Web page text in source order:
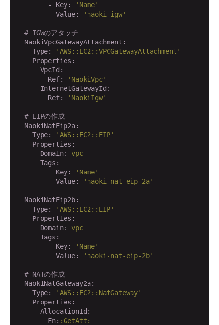
        - Key:
'Name'
          Value:
'naoki-igw'
# IGWのアタッチ
  NaokiVpcGatewayAttachment:
    Type:
'AWS::EC2::VPCGatewayAttachment'
    Properties:
      VpcId:
        Ref:
'NaokiVpc'
      InternetGatewayId:
        Ref:
'NaokiIgw'
# EIPの作成
  NaokiNatEip2a:
    Type:
'AWS::EC2::EIP'
    Properties:
      Domain:
vpc
      Tags:
        - Key:
'Name'
          Value:
'naoki-nat-eip-2a'
  NaokiNatEip2b:
    Type:
'AWS::EC2::EIP'
    Properties:
      Domain:
vpc
      Tags:
        - Key:
'Name'
          Value:
'naoki-nat-eip-2b'
# NATの作成
  NaokiNatGateway2a:
    Type:
'AWS::EC2::NatGateway'
    Properties:
      AllocationId:
        Fn:
:GetAtt: